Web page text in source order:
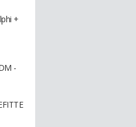
+
-